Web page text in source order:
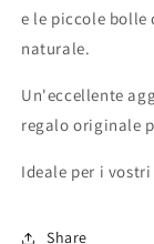
e le piccole
naturale.
Un'eccellente
regalo originale
Ideale per i
Share